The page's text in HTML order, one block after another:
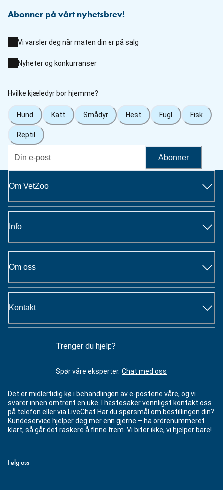
Abonner på vårt nyhetsbrev!
Vi varsler deg når maten din er på salg
Nyheter og konkurranser
Hvilke kjæledyr bor hjemme?
Hund Katt Smådyr Hest Fugl Fisk
Reptil
Abonner
Om VetZoo
Info
Om oss
Kontakt
Trenger du hjelp?
Spør våre eksperter. Chat med oss
Det er midlertidig kø i behandlingen av e-postene våre, og vi
svarer innen omtrent en uke. I hastesaker vennligst kontakt oss
på telefon eller via LiveChat Har du spørsmål om bestillingen din?
Kundeservice hjelper deg mer enn gjerne – ha ordrenummeret
klart, så går det raskere å finne frem. Vi biter ikke, vi hjelper bare!
Følg oss